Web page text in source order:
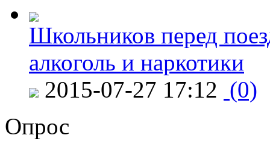
Школьников перед
алкоголь и наркотики
2015-07-27 17:12 (0)
Опрос